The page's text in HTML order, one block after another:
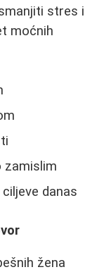
stres i
moćnih
zamislim
danas
žena